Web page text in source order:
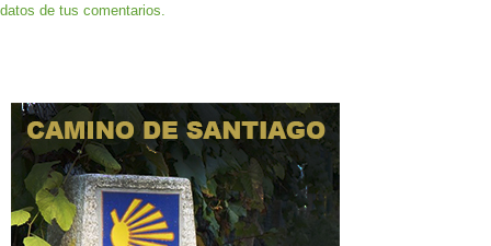
datos de tus comentarios.